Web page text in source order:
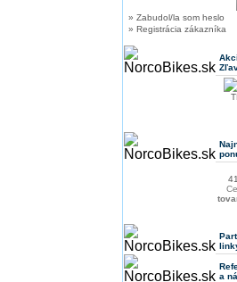
» Zabudol/la som heslo
» Registrácia zákazníka
a